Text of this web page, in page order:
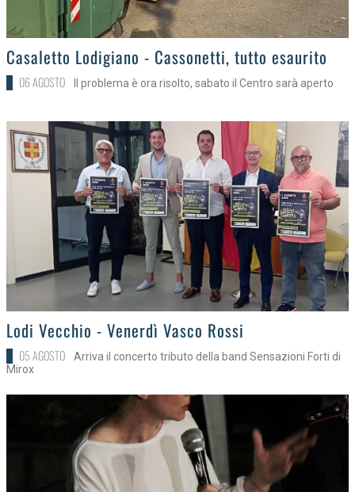
>
Casaletto Lodigiano - Cassonetti, tutto esaurito
06 AGOSTO Il problema è ora risolto, sabato il Centro sarà aperto
>Lodi Vecchio - Venerdì Vasco Rossi
05 AGOSTO
Arriva il concerto tributo della band Sensazioni Forti di
Mirox